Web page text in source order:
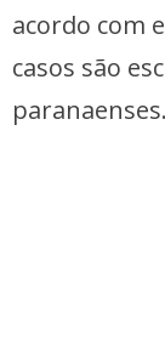
acordo com
casos são
paranaenses.